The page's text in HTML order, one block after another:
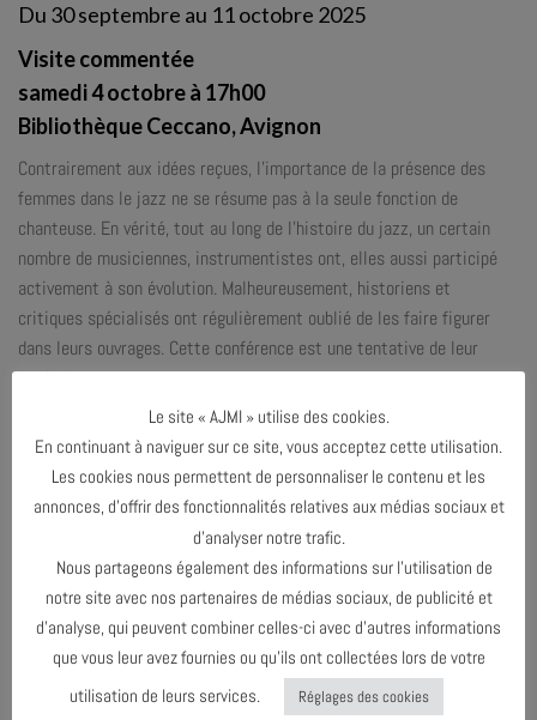
Du 30 septembre au 11 octobre 2025
Visite commentée
samedi 4 octobre à 17h00
Bibliothèque Ceccano, Avignon
Contrairement aux idées reçues, l’importance de la présence des
femmes dans le jazz ne se résume pas à la seule fonction de
chanteuse. En vérité, tout au long de l’histoire du jazz, un certain
nombre de musiciennes, instrumentistes ont, elles aussi participé
activement à son évolution. Malheureusement, historiens et
critiques spécialisés ont régulièrement oublié de les faire figurer
dans leurs ouvrages. Cette conférence est une tentative de leur
rendre hommage.
Une exposition de pochettes de vinyles retraçant de manière
chronologique l’importance des femmes instrumentistes dans le
jazz, sera à découvrir du 30 septembre au 11 octobre 2025. Visite
commentée de l’exposition par Jean-Paul Ricard, collectionneur et
membre fondateur de l’AJMi samedi 4 octobre à 17h.
ENTRÉE LIBRE ET GRATUITE
INFOS COMPLÉMENTAIRES AUPRÈS DE LA BIBLIOTHÈQUE CECCANO /
04 90 85 15 59
Le site « AJMI » utilise des cookies.
En continuant à naviguer sur ce site, vous acceptez cette utilisation.
Les cookies nous permettent de personnaliser le contenu et les
annonces, d’offrir des fonctionnalités relatives aux médias sociaux et
d’analyser notre trafic.
Nous partageons également des informations sur l’utilisation de
notre site avec nos partenaires de médias sociaux, de publicité et
d’analyse, qui peuvent combiner celles-ci avec d’autres informations
que vous leur avez fournies ou qu’ils ont collectées lors de votre
utilisation de leurs services.
Réglages des cookies